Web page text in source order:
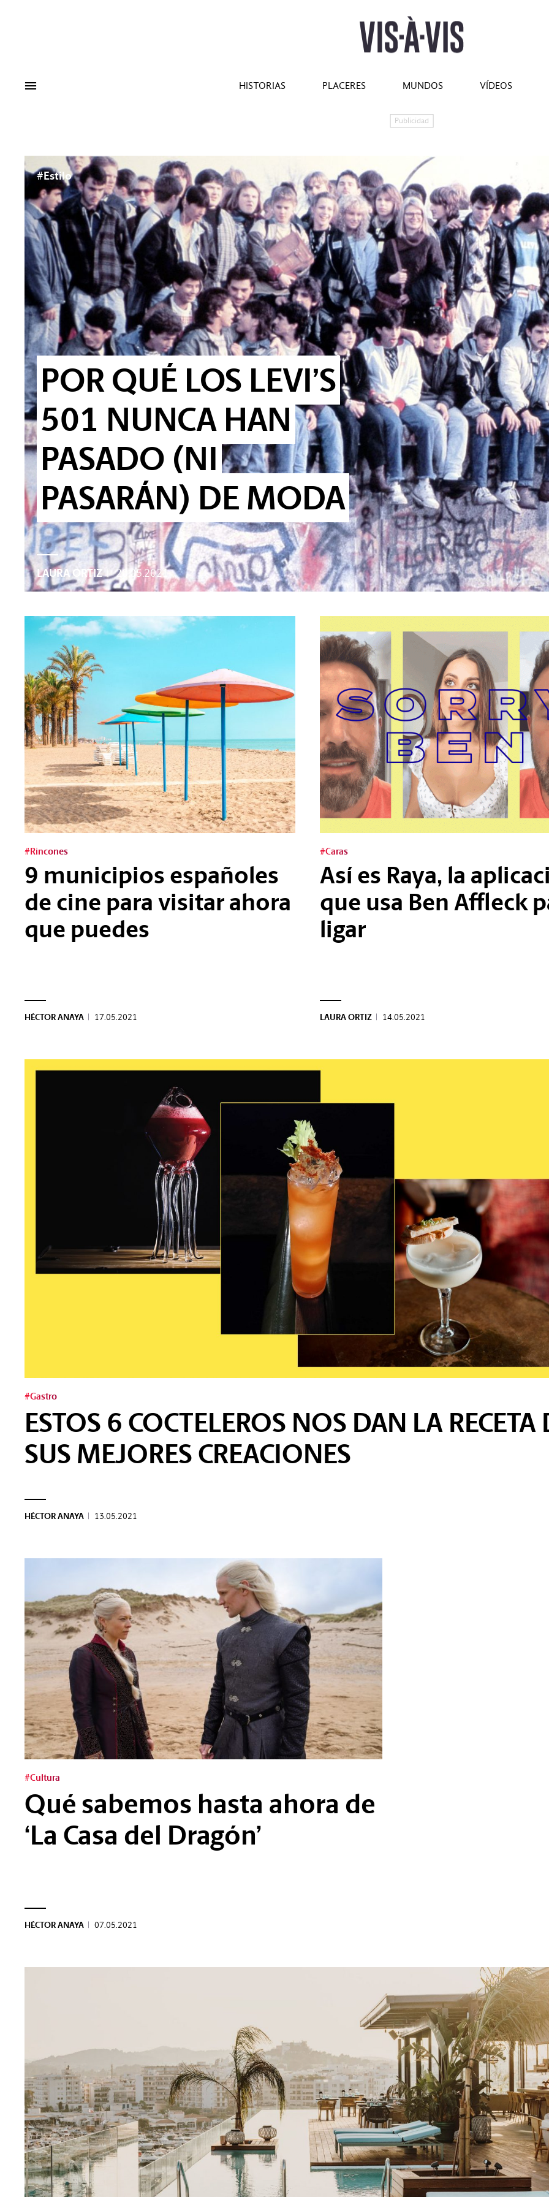
HISTORIAS PLACERES MUNDOS VÍDEOS
#Estilo
POR QUÉ LOS LEVI’S
501 NUNCA HAN
PASADO (NI
PASARÁN) DE MODA
LAURA ORTIZ | 20.05.2021
#Rincones
9 municipios españoles
de cine para visitar ahora
que puedes
HÉCTOR ANAYA | 17.05.2021
#Caras
Así es Raya, la
que usa Ben Affleck
ligar
LAURA ORTIZ | 14.05.2021
#Gastro
ESTOS 6 COCTELEROS NOS DAN LA RECETA
SUS MEJORES CREACIONES
HÉCTOR ANAYA | 13.05.2021
#Cultura
Qué sabemos hasta ahora de
‘La Casa del Dragón’
HÉCTOR ANAYA | 07.05.2021
#Pantallas #Planes